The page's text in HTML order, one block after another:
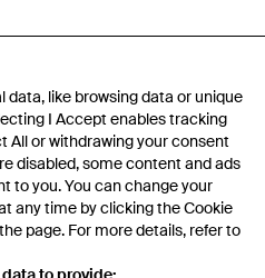
like browsing data or unique
I Accept enables tracking
All or withdrawing your consent
disabled, some content and ads
to you. You can change your
any time by clicking the Cookie
page. For more details, refer to